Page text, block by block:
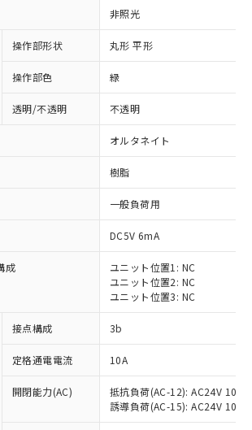
非照光
操作部形状 丸形 平形
操作部色 緑
透明/不透明 不透明
オルタネイト
樹脂
一般負荷用
DC5V 6mA
成
ユニット位置1: NC
ユニット位置2: NC
ユニット位置3: NC
接点構成 3b
定格通電電流 10A
開閉能力(AC)
抵抗負荷(AC-12): AC24V 10A/
誘導負荷(AC-15): AC24V
況
み：EU RoHS指令（10物質）の
対応した製品が提供可能な商品で
：EU RoHS指令（10物質）の非含